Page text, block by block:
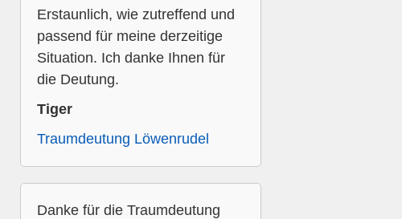
Erstaunlich, wie zutreffend und
passend für meine derzeitige
Situation. Ich danke Ihnen für
die Deutung.
Tiger
Traumdeutung Löwenrudel
Danke für die Traumdeutung